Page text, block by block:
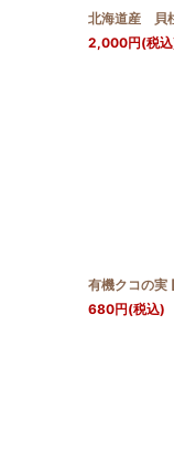
北海道産 貝
2,000円(税
有機クコの実
680円(税込)